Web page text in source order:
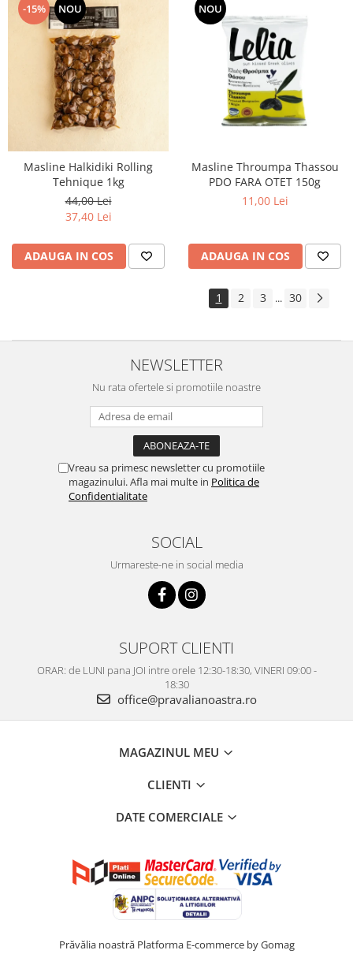
-15% NOU
Masline Halkidiki Rolling
Tehnique 1kg
44,00 Lei
37,40 Lei
ADAUGA IN COS
NOU
Masline Throumpa Thassou
PDO FARA OTET 150g
11,00 Lei
ADAUGA IN COS
1 2 3 ... 30
NEWSLETTER
Nu rata ofertele si promotiile noastre
Vreau sa primesc newsletter cu promotiile
magazinului. Afla mai multe in Politica de
Confidentialitate
SOCIAL
Urmareste-ne in social media
SUPORT CLIENTI
ORAR: de LUNI pana JOI intre orele 12:30-18:30, VINERI 09:00 -
18:30
office@pravalianoastra.ro
MAGAZINUL MEU
CLIENTI
DATE COMERCIALE
Prăvălia noastră Platforma E-commerce by Gomag